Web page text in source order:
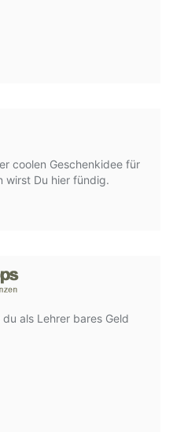
coolen Geschenkidee für
wirst Du hier fündig.
als Lehrer bares Geld